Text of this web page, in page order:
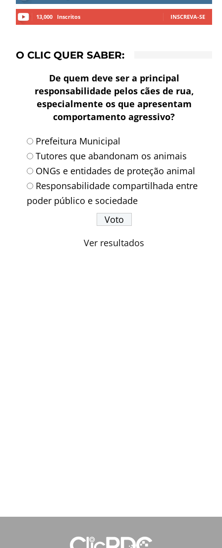
13,000 Inscritos INSCREVA-SE
O CLIC QUER SABER:
De quem deve ser a principal
responsabilidade pelos cães de rua,
especialmente os que apresentam
comportamento agressivo?
Prefeitura Municipal
Tutores que abandonam os animais
ONGs e entidades de proteção animal
Responsabilidade compartilhada entre
poder público e sociedade
Ver resultados